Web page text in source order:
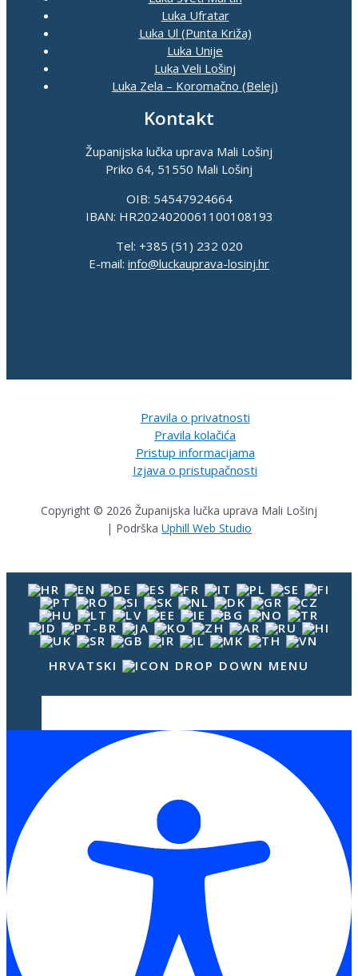
Luka Ufratar
Luka Ul (Punta Križa)
Luka Unije
Luka Veli Lošinj
Luka Zela – Koromačno (Belej)
Kontakt
Županijska lučka uprava Mali Lošinj
Priko 64, 51550 Mali Lošinj
OIB: 54547924664
IBAN: HR2024020061100108193
Tel: +385 (51) 232 020
E-mail: info@luckauprava-losinj.hr
Pravila o privatnosti
Pravila kolačića
Pristup informacijama
Izjava o pristupačnosti
Copyright © 2026 Županijska lučka uprava Mali Lošinj
| Podrška Uphill Web Studio
HRVATSKI